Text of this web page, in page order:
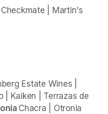
Checkmate | Martin's
Estate Wines |
| Kaiken | Terrazas de